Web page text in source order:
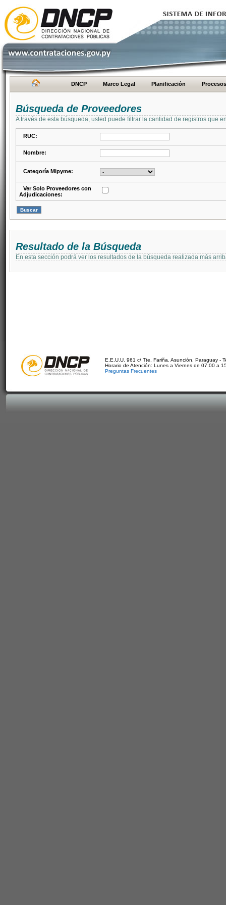
DNCP Marco Legal Planificación Procesos
Búsqueda de Proveedores
A través de esta búsqueda, usted puede filtrar la cantidad de registros que
RUC:
Nombre:
Categoría Mipyme:
Ver Solo Proveedores con
Adjudicaciones:
Resultado de la Búsqueda
En esta sección podrá ver los resultados de la búsqueda realizada más
E.E.U.U. 961 c/ Tte. Fariña. Asunción, Paraguay -
Horario de Atención: Lunes a Viernes de 07:00 a
Preguntas Frecuentes